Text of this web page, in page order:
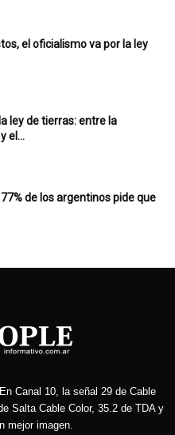
el oficialismo va por la ley
ley de tierras: entre la
el...
de los argentinos pide que
Canal 10, la señal 29 de Cable
Salta Cable Color, 35.2 de TDA y
mejor imagen.